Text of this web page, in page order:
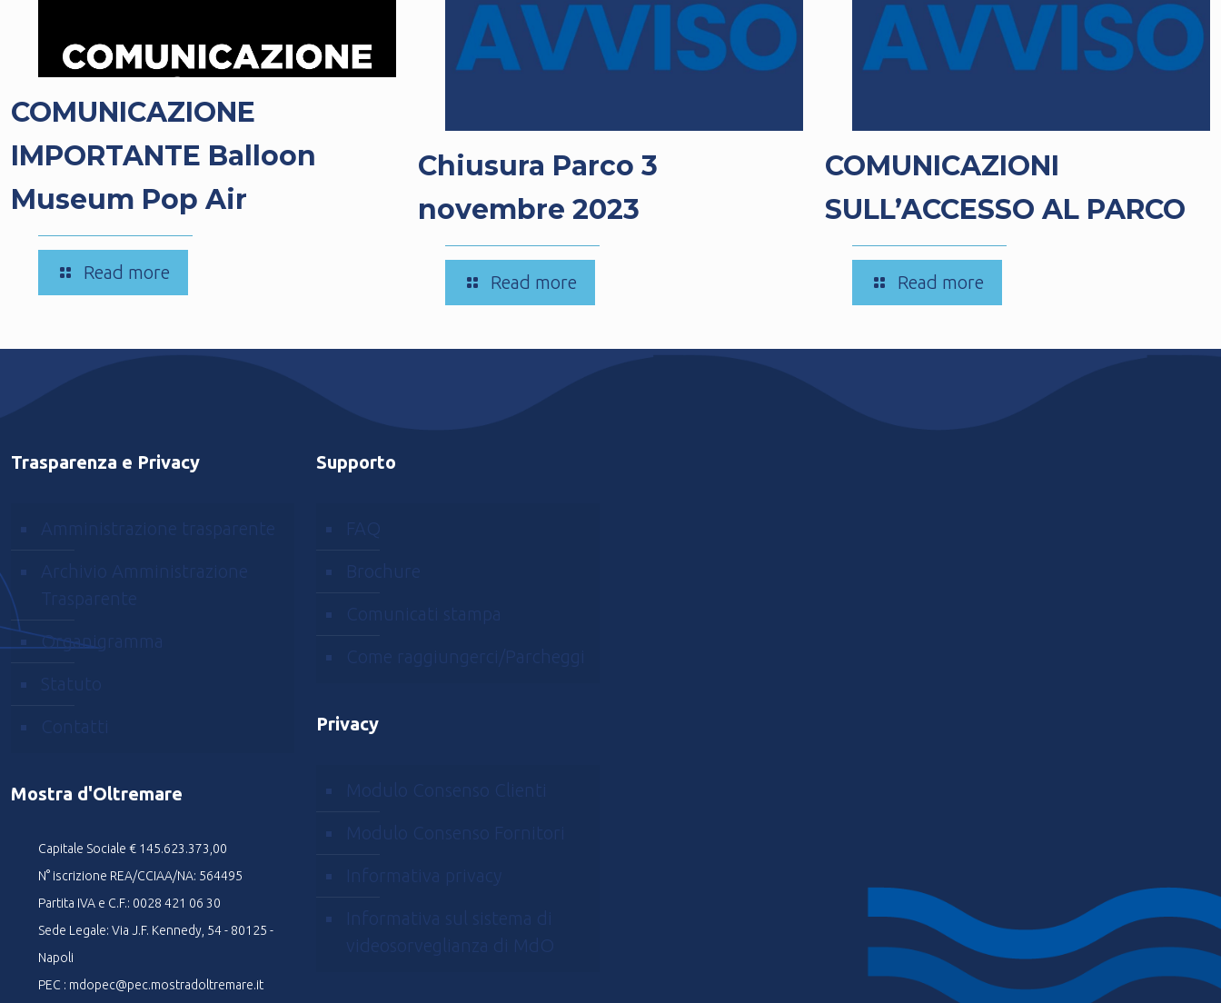
COMUNICAZIONE
IMPORTANTE Balloon
Museum Pop Air
Read more
COMUNICAZIONE
Balloon
Chiusura Parco 3
novembre 2023
Read more-
Chiusura
COMUNICAZIONI
SULL’ACCESSO AL PARCO
Read more-
COMUNICAZIONI
Trasparenza e Privacy
Amministrazione trasparente
Archivio Amministrazione
Trasparente
Organigramma
Statuto
Contatti
Mostra d'Oltremare
Capitale Sociale € 145.623.373,00
N° iscrizione REA/CCIAA/NA: 564495
Partita IVA e C.F.: 0028 421 06 30
Sede Legale: Via J.F. Kennedy, 54 - 80125 -
Napoli
PEC : mdopec@pec.mostradoltremare.it
Supporto
FAQ
Brochure
Comunicati stampa
Come raggiungerci/Parcheggi
Privacy
Modulo Consenso Clienti
Modulo Consenso Fornitori
Informativa privacy
Informativa sul sistema di
videosorveglianza di MdO